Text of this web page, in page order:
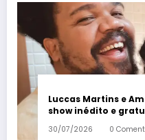
Luccas Martins e
show inédito e
Barra – Em Dia ES
30/07/2026 0